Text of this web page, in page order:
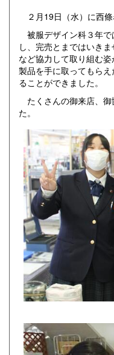
２月19日（水）に西條
被服デザイン科３年で
し、完売とまではいき
など協力して取り組む
製品を手に取ってもら
ることができました。
たくさんの御来店、御
た。